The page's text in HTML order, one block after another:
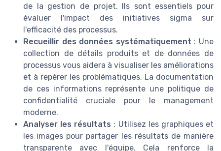
de la gestion de projet. Ils sont essentiels pour
évaluer l'impact des initiatives sigma sur
l'efficacité des processus.
Recueillir des données systématiquement : Une
collection de détails produits et de données de
processus vous aidera à visualiser les améliorations
et à repérer les problématiques. La documentation
de ces informations représente une politique de
confidentialité cruciale pour le management
moderne.
Analyser les résultats : Utilisez les graphiques et
les images pour partager les résultats de manière
transparente avec l'équipe. Cela renforce la